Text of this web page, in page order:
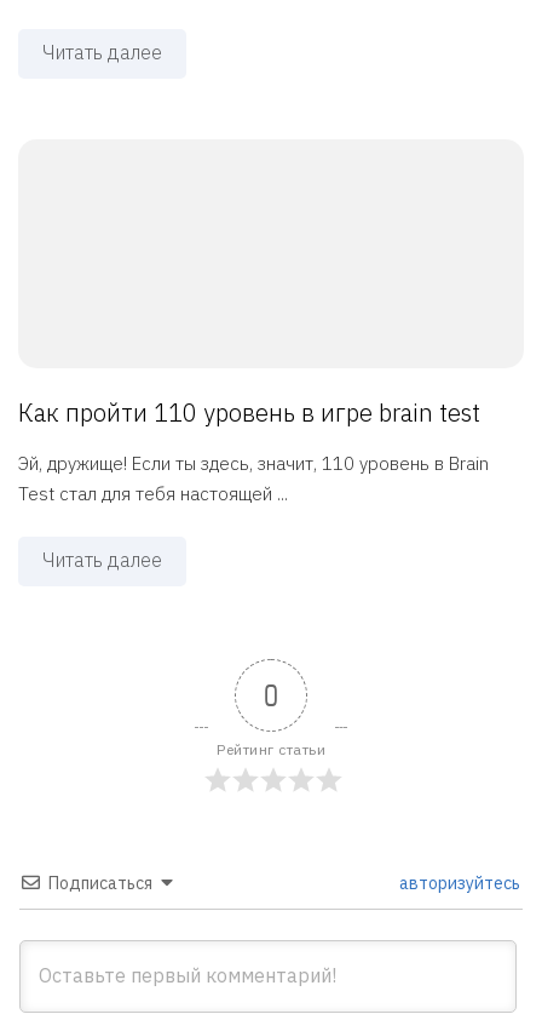
Читать далее
Как пройти 110 уровень в игре brain test
Эй, дружище! Если ты здесь, значит, 110 уровень в Brain
Test стал для тебя настоящей ...
Читать далее
0
Рейтинг статьи
Подписаться авторизуйтесь